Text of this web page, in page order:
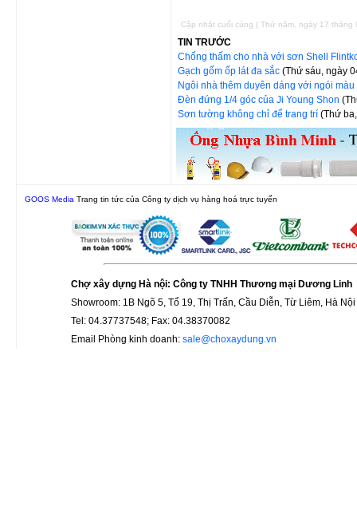
Cập nhật cuối cùng ( Thứ năm, ngày 17 tháng
TIN TRƯỚC
Chống thấm cho nhà với sơn Shell
Gạch gốm ốp lát đa sắc(Thứ sáu, ngày
Ngôi nhà thêm duyên dáng với ngói màu
Đèn đứng 1/4 góc của Ji Young Shon
Sơn tường không chỉ để trang trí(Thứ
GOOS Media Trang tin tức của Công ty dịch vụ hàng hoá trực tuyến
Chợ xây dựng Hà nội: Công ty TNHH Thương mại Dương Linh
Showroom: 1B Ngõ 5, Tổ 19, Thị Trấn, Cầu Diễn, Từ Liêm, Hà Nội
Tel: 04.37737548; Fax: 04.38370082
Email Phòng kinh doanh: sale@choxaydung.vn